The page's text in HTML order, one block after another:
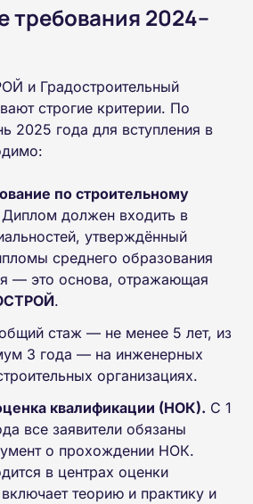
требования 2024–
и Градостроительный
строгие критерии. По
2025 года для вступления в
по строительному
Диплом должен входить в
утверждённый
среднего образования
— это основа, отражающая
.
стаж — не менее 5 лет, из
3 года — на инженерных
организациях.
квалификации (НОК). С 1
все заявители обязаны
о прохождении НОК.
в центрах оценки
теорию и практику и